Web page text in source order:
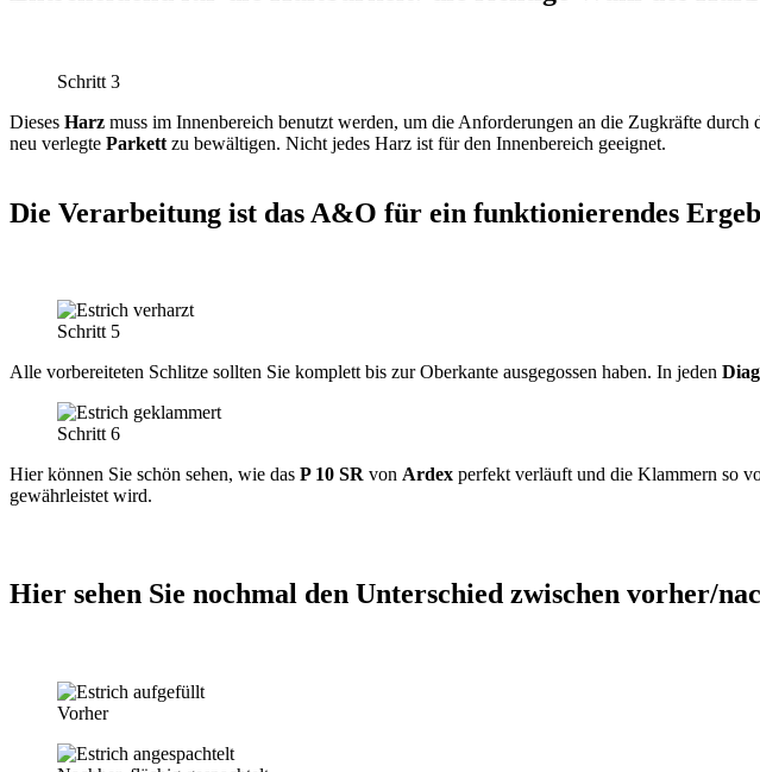
Schritt 3
Dieses Harz muss im Innenbereich benutzt werden, um die Anforderungen an die Zugkräfte durch
neu verlegte Parkett zu bewältigen. Nicht jedes Harz ist für den Innenbereich geeignet.
Die Verarbeitung ist das A&O für ein funktionierendes
Schritt 5
Alle vorbereiteten Schlitze sollten Sie komplett bis zur Oberkante ausgegossen haben. In jeden
Schritt 6
Hier können Sie schön sehen, wie das P 10 SR von Ardex perfekt verläuft und die Klammern so
gewährleistet wird.
Hier sehen Sie nochmal den Unterschied zwischen vorher/
Vorher